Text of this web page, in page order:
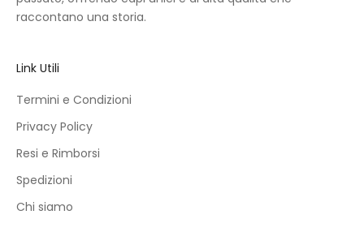
raccontano una storia.
Link Utili
Termini e Condizioni
Privacy Policy
Resi e Rimborsi
Spedizioni
Chi siamo